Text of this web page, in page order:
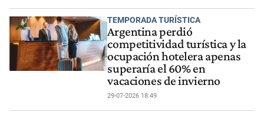
TEMPORADA TURÍSTICA
Argentina perdió
competitividad turística y la
ocupación hotelera apenas
superaría el 60% en
vacaciones de invierno
29-07-2026 18:49